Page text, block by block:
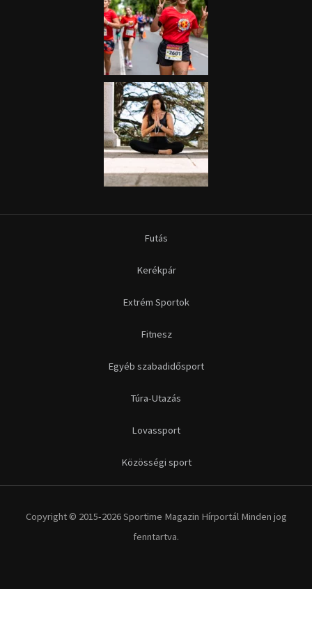
Futás
Kerékpár
Extrém Sportok
Fitnesz
Egyéb szabadidősport
Túra-Utazás
Lovassport
Közösségi sport
Copyright © 2015-2026 Sportime Magazin Hírportál Minden jog
fenntartva.